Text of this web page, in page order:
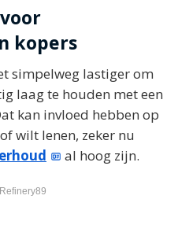
kopers
simpelweg lastiger om
laag te houden met een
kan invloed hebben op
wilt lenen, zeker nu
al hoog zijn.